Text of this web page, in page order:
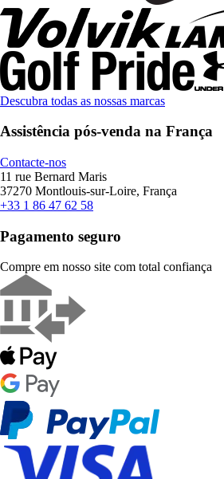
Descubra todas as nossas marcas
Assistência pós-venda na França
Contacte-nos
11 rue Bernard Maris
37270 Montlouis-sur-Loire, França
+33 1 86 47 62 58
Pagamento seguro
Compre em nosso site com total confiança